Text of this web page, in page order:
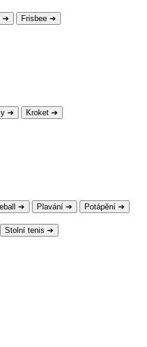
➔ Frisbee ➔
➔ Kroket ➔
➔ Plavání ➔ Potápění ➔
Stolní tenis ➔